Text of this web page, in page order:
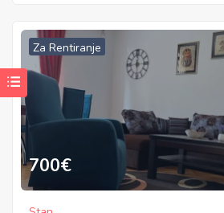
Za Rentiranje
700€